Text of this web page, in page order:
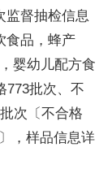
监督抽检信息
食品，蜂产
婴幼儿配方食
773批次、不
次〔不合格
，样品信息详